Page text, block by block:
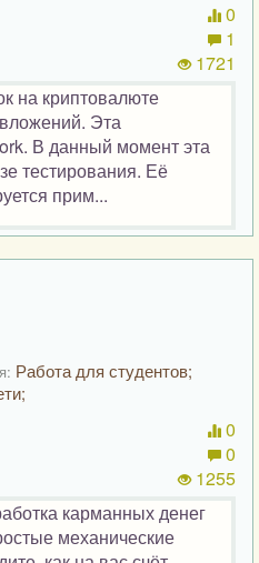
0
1
1721
на криптовалюте
Эта
В данный момент эта
тестирования. Её
прим...
Работа для студентов;
0
0
1255
карманных денег
механические